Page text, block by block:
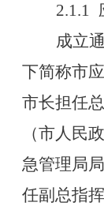
2.1.1
成立
下简称市
市长担任
（市人民
急管理局
任副总指